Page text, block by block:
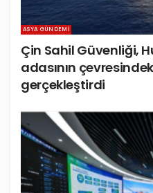
ASYA GÜNDEMI
Çin Sahil Güvenliği,
adasının
gerçekleştirdi